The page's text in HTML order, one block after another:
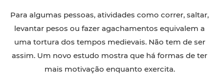
Para algumas pessoas, atividades como correr, saltar,
levantar pesos ou fazer agachamentos equivalem a
uma tortura dos tempos medievais. Não tem de ser
assim. Um novo estudo mostra que há formas de ter
mais motivação enquanto exercita.